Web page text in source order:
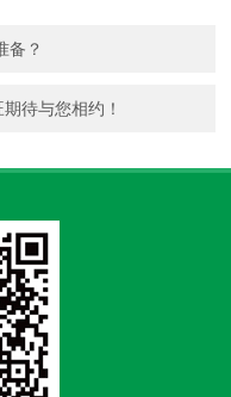
备？
待与您相约！